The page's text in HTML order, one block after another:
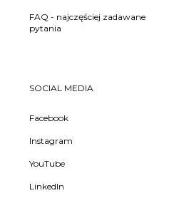
FAQ - najczęściej zadawane
pytania
SOCIAL MEDIA
Facebook
Instagram
YouTube
LinkedIn